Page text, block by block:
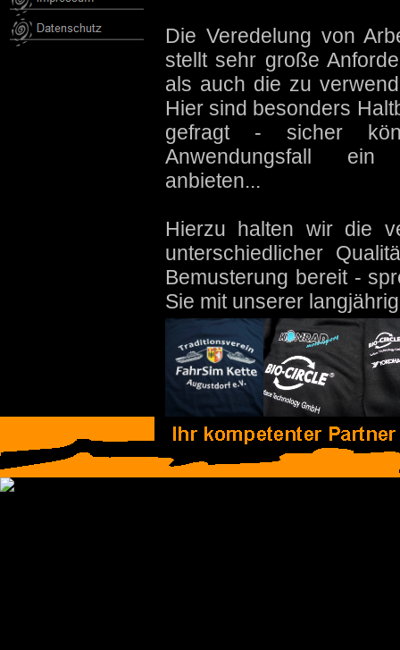
Die Veredelung von
stellt sehr große
als auch die zu
Hier sind besonders
gefragt - sicher
Anwendungsfall ein
anbieten...
Hierzu halten wir die
unterschiedlicher
Bemusterung bereit -
Sie mit unserer